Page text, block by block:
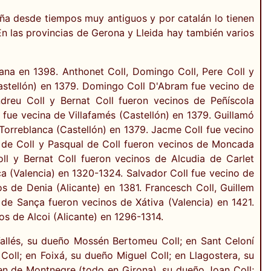
desde tiempos muy antiguos y por catalán lo tienen
las provincias de Gerona y Lleida hay también varios
en 1398. Anthonet Coll, Domingo Coll, Pere Coll y
en 1379. Domingo Coll D'Abram fue vecino de
Coll y Bernat Coll fueron vecinos de Peñíscola
vecina de Villafamés (Castellón) en 1379. Guillamó
(Castellón) en 1379. Jacme Coll fue vecino
Coll y Pasqual de Coll fueron vecinos de Moncada
y Bernat Coll fueron vecinos de Alcudia de Carlet
(Valencia) en 1320-1324. Salvador Coll fue vecino de
Denia (Alicante) en 1381. Francesch Coll, Guillem
Sança fueron vecinos de Xátiva (Valencia) en 1421.
de Alcoi (Alicante) en 1296-1314.
su dueño Mossén Bertomeu Coll; en Sant Celoní
en Foixá, su dueño Miguel Coll; en Llagostera, su